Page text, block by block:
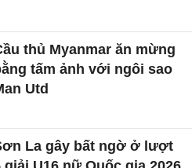
thủ Myanmar ăn mừng
tấm ảnh với ngôi sao
Utd
La gây bất ngờ ở lượt